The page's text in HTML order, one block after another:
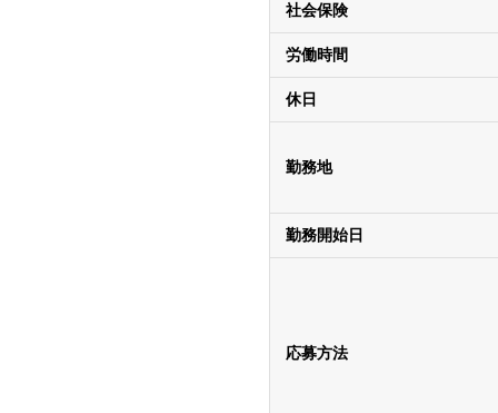
社会保険
労働時間
休日
勤務地
勤務開始日
応募方法